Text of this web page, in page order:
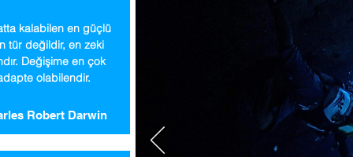
kalabilen en güçlü
tür değildir, en zeki
Değişime en çok
olabilendir.
Robert Darwin